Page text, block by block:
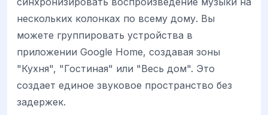
нескольких колонках по всему дому. Вы
можете группировать устройства в
приложении Google Home, создавая зоны
"Кухня", "Гостиная" или "Весь дом". Это
создает единое звуковое пространство без
задержек.